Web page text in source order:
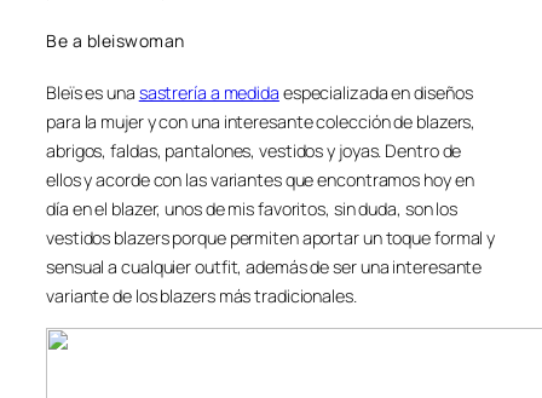
Be a bleiswoman
Bleïs es una sastrería a medida especializada en diseños
para la mujer y con una interesante colección de blazers,
abrigos, faldas, pantalones, vestidos y joyas. Dentro de
ellos y acorde con las variantes que encontramos hoy en
día en el blazer, unos de mis favoritos, sin duda, son los
vestidos blazers porque permiten aportar un toque formal y
sensual a cualquier outfit, además de ser una interesante
variante de los blazers más tradicionales.